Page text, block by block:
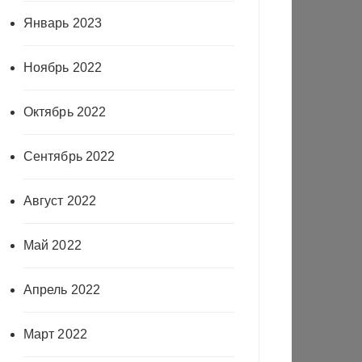
Январь 2023
Ноябрь 2022
Октябрь 2022
Сентябрь 2022
Август 2022
Май 2022
Апрель 2022
Март 2022